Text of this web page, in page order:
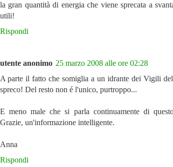
la gran quantità di energia che viene sprecata a
utili!
Rispondi
utente anonimo 25 marzo 2008 alle ore 02:28
A parte il fatto che somiglia a un idrante dei Vigili
spreco! Del resto non é l'unico, purtroppo...
E meno male che si parla continuamente di
Grazie, un'informazione intelligente.
Anna
Rispondi